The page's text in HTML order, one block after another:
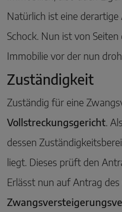
Natürlich ist eine
Schock. Nun ist von
Immobilie vor der nun
Zuständigkeit
Zuständig für eine
Vollstreckungsgericht.
dessen
liegt. Dieses prüft den
Erlässt nun auf Antrag